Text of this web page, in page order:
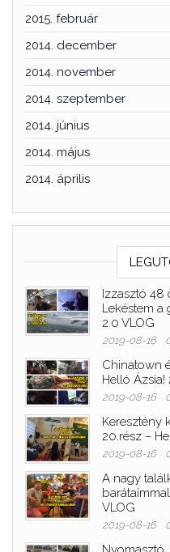
2015. február
2014. december
2014. november
2014. szeptember
2014. június
2014. május
2014. április
Izzasztó 48
Lekéstem a
2.0 VLOG
2019-08-16
Chinatown
Helló Ázsia!
2019-08-16
Keresztény
20.rész –
2019-08-16
A nagy
VLOG
2019-08-16